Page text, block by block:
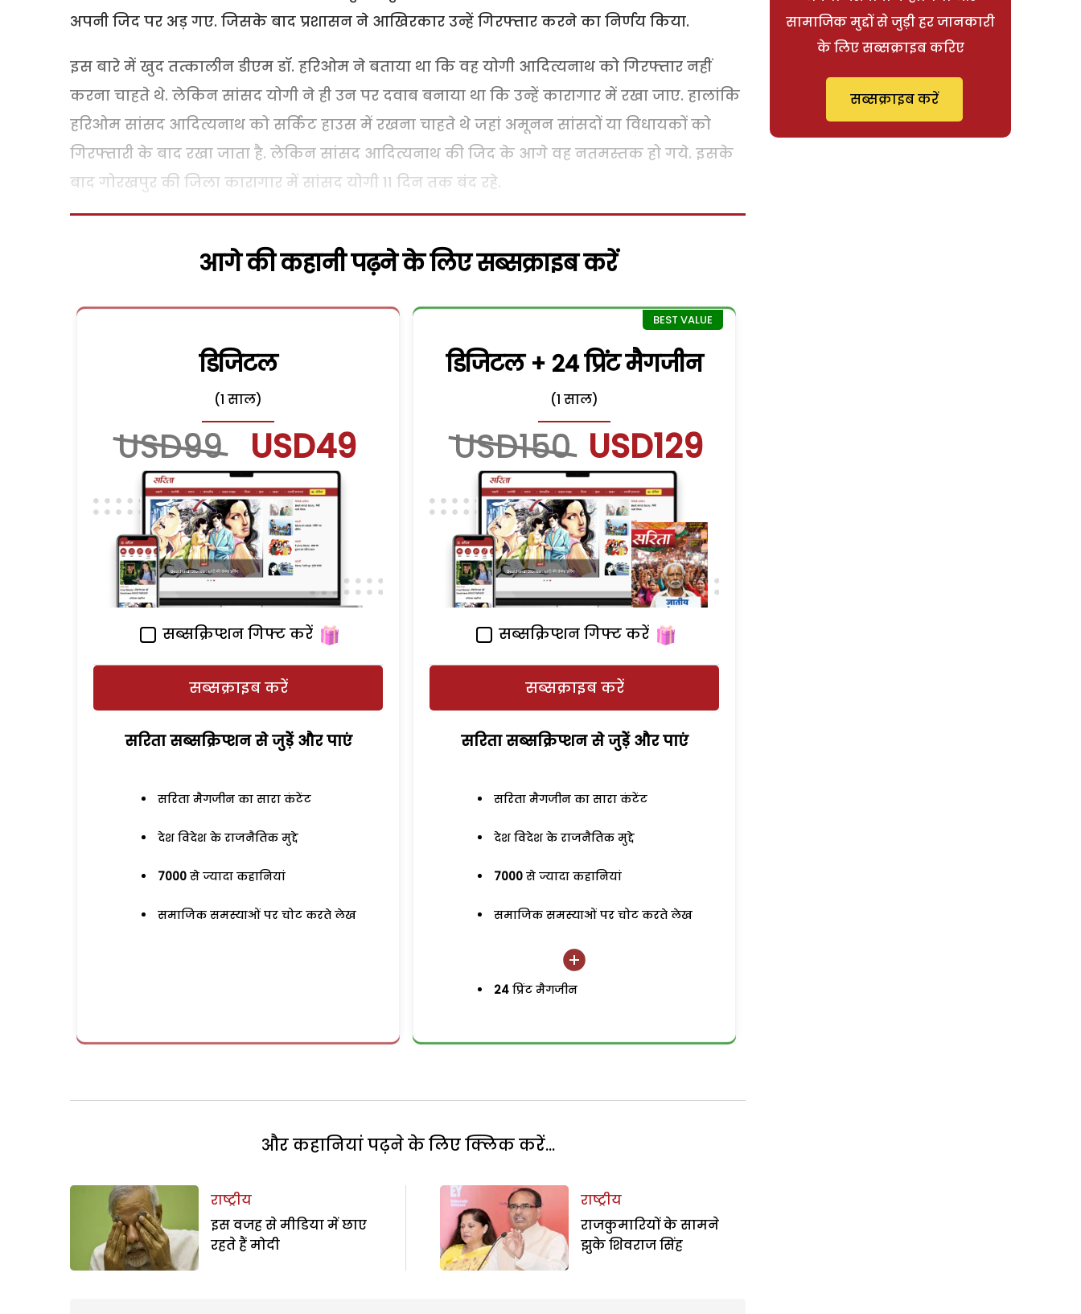
अपनी जिद पर अड़ गए. जिसके बाद प्रशासन ने आखिरकार उन्हें गिरफ्तार करने का निर्णय किया.
इस बारे में खुद तत्कालीन डीएम डॉ. हरिओम ने बताया था कि वह योगी आदित्यनाथ को गिरफ्तार नहीं
करना चाहते थे. लेकिन सांसद योगी ने ही उन पर दवाब बनाया था कि उन्हें कारागार में रखा जाए. हालांकि
हरिओम सांसद आदित्यनाथ को सर्किट हाउस में रखना चाहते थे जहां अमूनन सांसदों या विधायकों को
गिरफ्तारी के बाद रखा जाता है. लेकिन सांसद आदित्यनाथ की जिद के आगे वह नतमस्तक हो गये. इसके
बाद गोरखपुर की जिला कारागार में सांसद योगी 11 दिन तक बंद रहे.
आगे की कहानी पढ़ने के लिए सब्सक्राइब करें
डिजिटल
(1 साल)
USD99 USD49
सब्सक्रिप्शन गिफ्ट करें
सब्सक्राइब करें
सरिता सब्सक्रिप्शन से जुड़ेें और पाएं
सरिता मैगजीन का सारा कंटेंट
देश विदेश के राजनैतिक मुद्दे
7000 से ज्यादा कहानियां
समाजिक समस्याओं पर चोट करते लेख
डिजिटल + 24 प्रिंट मैगजीन
(1 साल)
USD150 USD129
सब्सक्रिप्शन गिफ्ट करें
सब्सक्राइब करें
सरिता सब्सक्रिप्शन से जुड़ेें और पाएं
सरिता मैगजीन का सारा कंटेंट
देश विदेश के राजनैतिक मुद्दे
7000 से ज्यादा कहानियां
समाजिक समस्याओं पर चोट करते लेख
24 प्रिंट मैगजीन
और कहानियां पढ़ने के लिए क्लिक करें...
राष्ट्रीय
इस वजह से मीडिया में छाए
रहते हैं मोदी
राष्ट्रीय
राजकुमारियों के सामने
झुके शिवराज सिंह
सामाजिक मुद्दों से जुड़ी हर जानकारी
के लिए सब्सक्राइब करिए
सब्सक्राइब करें